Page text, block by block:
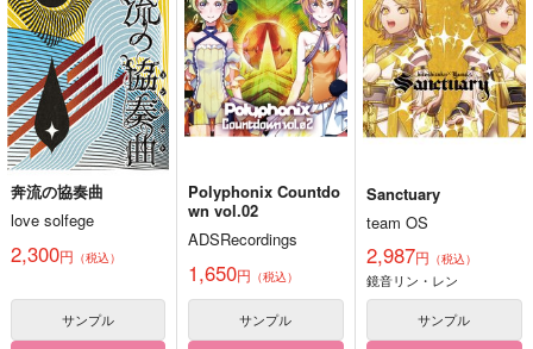
奔流の協奏曲
love solfege
2,300円 （税込）
サンプル
Polyphonix Countdo
wn vol.02
ADSRecordings
1,650円 （税込）
サンプル
Sanctuary
team OS
2,987円 （税込）
鏡音リン・レン
サンプル